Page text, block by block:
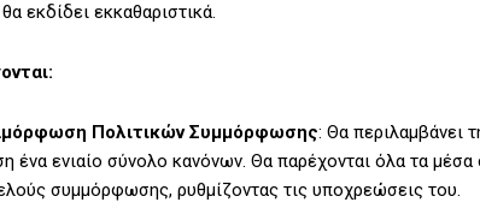
εκδίδει εκκαθαριστικά.
Πολιτικών Συμμόρφωσης: Θα περιλαμβάνει
ένα ενιαίο σύνολο κανόνων. Θα παρέχονται όλα τα
συμμόρφωσης, ρυθμίζοντας τις υποχρεώσεις του.